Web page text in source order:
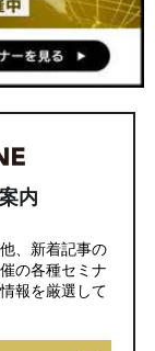
内
、新着記事の
の各種セミナ
報を厳選して